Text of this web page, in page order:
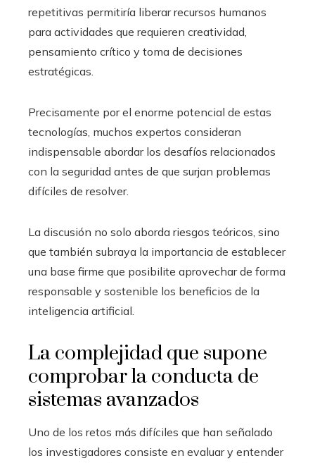
repetitivas permitiría liberar recursos humanos
para actividades que requieren creatividad,
pensamiento crítico y toma de decisiones
estratégicas.
Precisamente por el enorme potencial de estas
tecnologías, muchos expertos consideran
indispensable abordar los desafíos relacionados
con la seguridad antes de que surjan problemas
difíciles de resolver.
La discusión no solo aborda riesgos teóricos, sino
que también subraya la importancia de establecer
una base firme que posibilite aprovechar de forma
responsable y sostenible los beneficios de la
inteligencia artificial.
La complejidad que supone
comprobar la conducta de
sistemas avanzados
Uno de los retos más difíciles que han señalado
los investigadores consiste en evaluar y entender